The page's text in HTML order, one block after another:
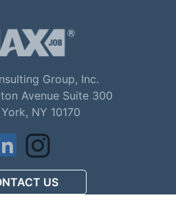
Group, Inc.
Avenue Suite 300
NY 10170
US